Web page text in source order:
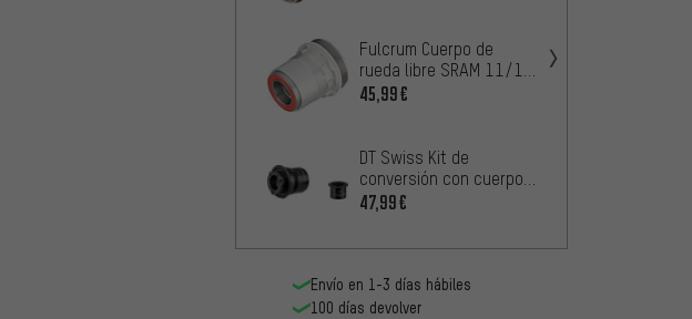
Fulcrum Cuerpo de
rueda libre SRAM 11/12
velocidades Road
45,99€
DT Swiss Kit de
conversión con cuerpo
libre SRAM XD Pawl Drive
47,99€
Envío en 1-3 días hábiles
100 días devolver